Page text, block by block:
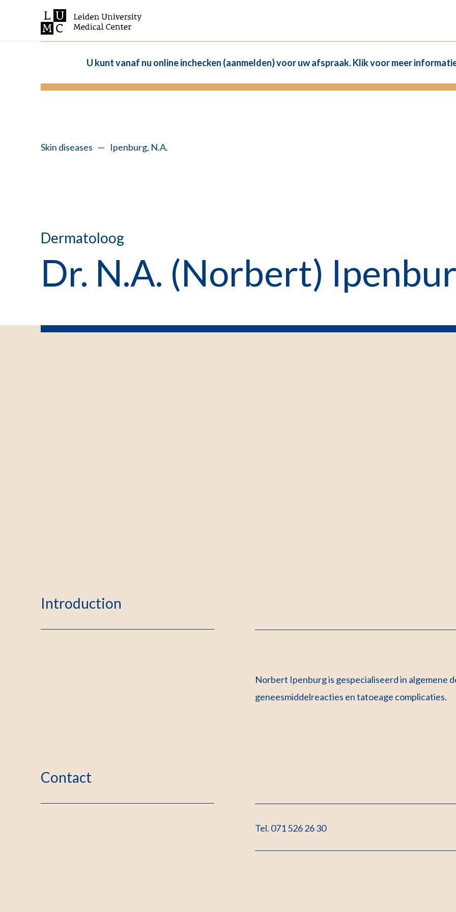
U kunt vanaf nu online inchecken (aanmelden) voor uw afspraak. Klik voor meer
Skin diseases — Ipenburg, N.A.
Dermatoloog
Dr. N.A. (Norbert)
Introduction
Norbert Ipenburg is gespecialiseerd in algemene
geneesmiddelreacties en tatoeage complicaties.
Contact
Tel. 071 526 26 30